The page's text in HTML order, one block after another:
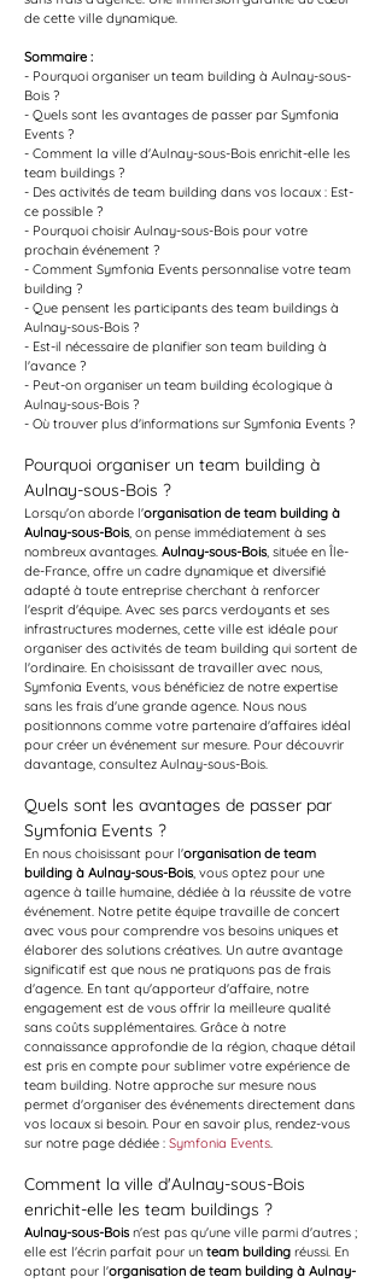
de cette ville dynamique.
Sommaire :
- Pourquoi organiser un team building à Aulnay-sous-
Bois ?
- Quels sont les avantages de passer par Symfonia
Events ?
- Comment la ville d'Aulnay-sous-Bois enrichit-elle les
team buildings ?
- Des activités de team building dans vos locaux : Est-
ce possible ?
- Pourquoi choisir Aulnay-sous-Bois pour votre
prochain événement ?
- Comment Symfonia Events personnalise votre team
building ?
- Que pensent les participants des team buildings à
Aulnay-sous-Bois ?
- Est-il nécessaire de planifier son team building à
l'avance ?
- Peut-on organiser un team building écologique à
Aulnay-sous-Bois ?
- Où trouver plus d'informations sur Symfonia Events ?
Pourquoi organiser un team building à
Aulnay-sous-Bois ?
Lorsqu'on aborde l'organisation de team building à
Aulnay-sous-Bois, on pense immédiatement à ses
nombreux avantages. Aulnay-sous-Bois, située en Île-
de-France, offre un cadre dynamique et diversifié
adapté à toute entreprise cherchant à renforcer
l'esprit d'équipe. Avec ses parcs verdoyants et ses
infrastructures modernes, cette ville est idéale pour
organiser des activités de team building qui sortent de
l'ordinaire. En choisissant de travailler avec nous,
Symfonia Events, vous bénéficiez de notre expertise
sans les frais d'une grande agence. Nous nous
positionnons comme votre partenaire d'affaires idéal
pour créer un événement sur mesure. Pour découvrir
davantage, consultez Aulnay-sous-Bois.
Quels sont les avantages de passer par
Symfonia Events ?
En nous choisissant pour l'organisation de team
building à Aulnay-sous-Bois, vous optez pour une
agence à taille humaine, dédiée à la réussite de votre
événement. Notre petite équipe travaille de concert
avec vous pour comprendre vos besoins uniques et
élaborer des solutions créatives. Un autre avantage
significatif est que nous ne pratiquons pas de frais
d'agence. En tant qu'apporteur d'affaire, notre
engagement est de vous offrir la meilleure qualité
sans coûts supplémentaires. Grâce à notre
connaissance approfondie de la région, chaque détail
est pris en compte pour sublimer votre expérience de
team building. Notre approche sur mesure nous
permet d'organiser des événements directement dans
vos locaux si besoin. Pour en savoir plus, rendez-vous
sur notre page dédiée : Symfonia Events.
Comment la ville d'Aulnay-sous-Bois
enrichit-elle les team buildings ?
Aulnay-sous-Bois n'est pas qu'une ville parmi d'autres ;
elle est l'écrin parfait pour un team building réussi. En
optant pour l'organisation de team building à Aulnay-